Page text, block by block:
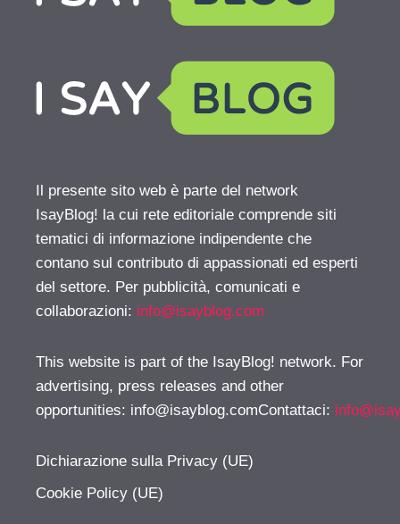
Il presente sito web è parte del network
IsayBlog! la cui rete editoriale comprende siti
tematici di informazione indipendente che
contano sul contributo di appassionati ed esperti
del settore. Per pubblicità, comunicati e
collaborazioni: info@isayblog.com
This website is part of the IsayBlog! network. For
advertising, press releases and other
opportunities: info@isayblog.comContattaci:
Dichiarazione sulla Privacy (UE)
Cookie Policy (UE)